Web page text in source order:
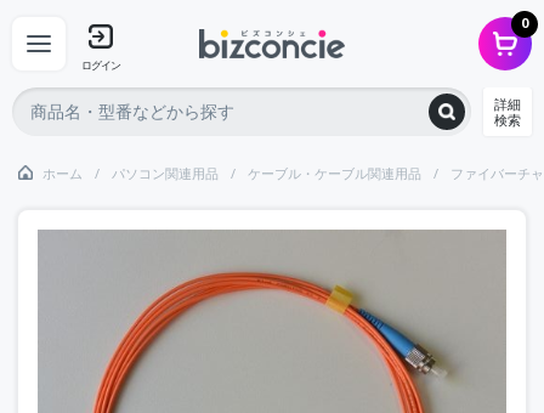
ログイン
0
詳細
検索
ホーム パソコン関連用品 ケーブル・ケーブル関連用品 ファイバーチ